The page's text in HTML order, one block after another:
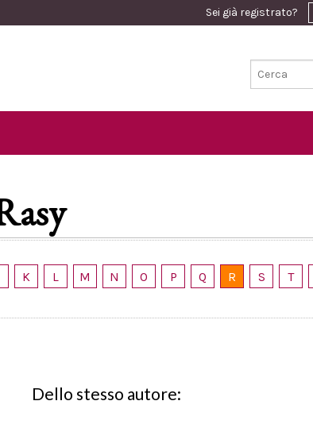
Sei già registrato?
K L M N O P Q R S T
Dello stesso autore: